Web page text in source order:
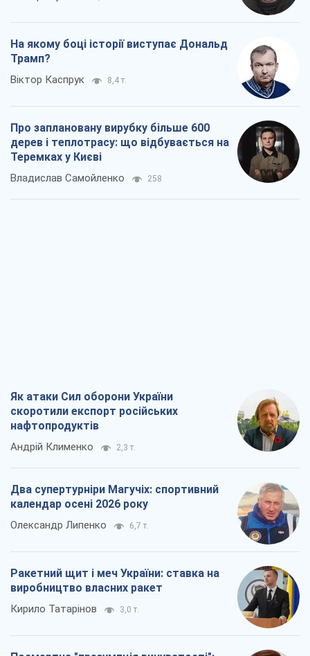
На якому боці історії виступає Дональд
Трамп?
Віктор Каспрук 8,4 т.
Про заплановану вирубку більше 600
дерев і теплотрасу: що відбувається на
Теремках у Києві
Владислав Самойленко 258
Як атаки Сил оборони України
скоротили експорт російських
нафтопродуктів
Андрій Клименко 2,3 т.
Два супертурніри Магучіх: спортивний
календар осені 2026 року
Олександр Липенко 6,7 т.
Ракетний щит і меч України: ставка на
виробництво власних ракет
Кирило Татарінов 3,0 т.